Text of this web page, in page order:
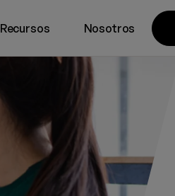
Recursos Nosotros